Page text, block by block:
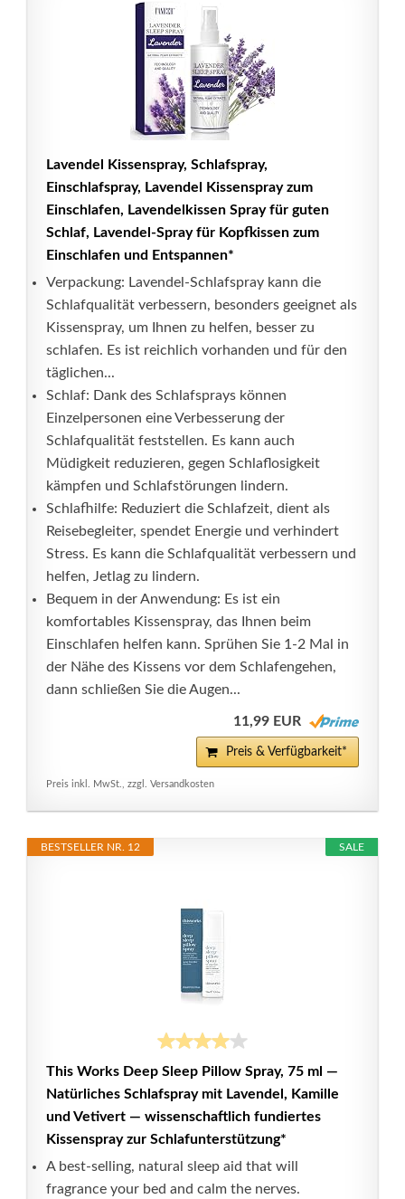
Lavendel Kissenspray, Schlafspray,
Einschlafspray, Lavendel Kissenspray zum
Einschlafen, Lavendelkissen Spray für guten
Schlaf, Lavendel-Spray für Kopfkissen zum
Einschlafen und Entspannen*
Verpackung: Lavendel-Schlafspray kann die
Schlafqualität verbessern, besonders geeignet als
Kissenspray, um Ihnen zu helfen, besser zu
schlafen. Es ist reichlich vorhanden und für den
täglichen...
Schlaf: Dank des Schlafsprays können
Einzelpersonen eine Verbesserung der
Schlafqualität feststellen. Es kann auch
Müdigkeit reduzieren, gegen Schlaflosigkeit
kämpfen und Schlafstörungen lindern.
Schlafhilfe: Reduziert die Schlafzeit, dient als
Reisebegleiter, spendet Energie und verhindert
Stress. Es kann die Schlafqualität verbessern und
helfen, Jetlag zu lindern.
Bequem in der Anwendung: Es ist ein
komfortables Kissenspray, das Ihnen beim
Einschlafen helfen kann. Sprühen Sie 1-2 Mal in
der Nähe des Kissens vor dem Schlafengehen,
dann schließen Sie die Augen...
11,99 EUR
Preis & Verfügbarkeit*
Preis inkl. MwSt., zzgl. Versandkosten
SALE
BESTSELLER NR. 12
This Works Deep Sleep Pillow Spray, 75 ml —
Natürliches Schlafspray mit Lavendel, Kamille
und Vetivert — wissenschaftlich fundiertes
Kissenspray zur Schlafunterstützung*
A best-selling, natural sleep aid that will
fragrance your bed and calm the nerves.